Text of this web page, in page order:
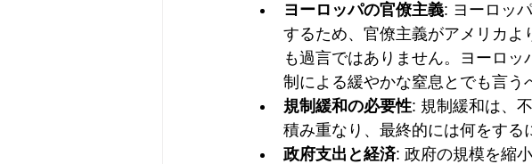
ヨーロッパの官僚主義: ヨーロッ
するため、官僚主義がアメリカよ
も過言ではありません。ヨーロ
制による緩やかな窒息とでも言う
規制緩和の必要性: 規制緩和は、
積み重なり、最終的には何をする
政府支出と経済: 政府の規模を縮